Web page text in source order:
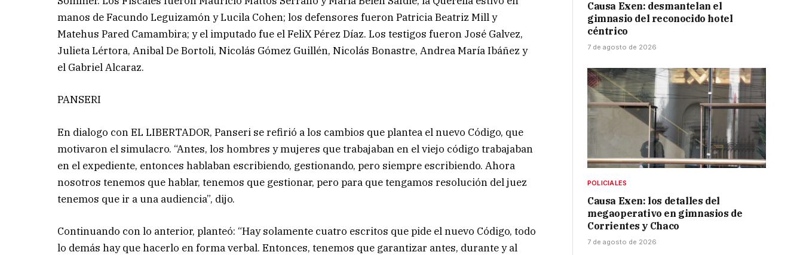
manos de Facundo Leguizamón y Lucila Cohen; los defensores fueron Patricia Beatriz Mill y
Matehus Pared Camambira; y el imputado fue el FeliX Pérez Díaz. Los testigos fueron José Galvez,
Julieta Lértora, Anibal De Bortoli, Nicolás Gómez Guillén, Nicolás Bonastre, Andrea María Ibáñez y
el Gabriel Alcaraz.
PANSERI
En dialogo con EL LIBERTADOR, Panseri se refirió a los cambios que plantea el nuevo Código, que
motivaron el simulacro. “Antes, los hombres y mujeres que trabajaban en el viejo código trabajaban
en el expediente, entonces hablaban escribiendo, gestionando, pero siempre escribiendo. Ahora
nosotros tenemos que hablar, tenemos que gestionar, pero para que tengamos resolución del juez
tenemos que ir a una audiencia”, dijo.
Continuando con lo anterior, planteó: “Hay solamente cuatro escritos que pide el nuevo Código, todo
lo demás hay que hacerlo en forma verbal. Entonces, tenemos que garantizar antes, durante y al
Causa Exen: desmantelan el
gimnasio del reconocido hotel
céntrico
7 de agosto de 2026
POLICIALES
Causa Exen: los detalles del
megaoperativo en gimnasios de
Corrientes y Chaco
7 de agosto de 2026